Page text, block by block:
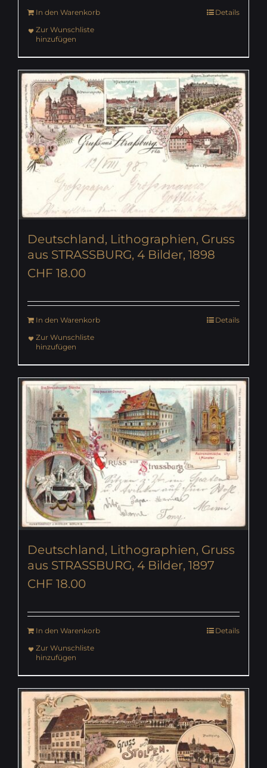
In den Warenkorb
Details
Zur Wunschliste
hinzufügen
Deutschland, Lithographien, Gruss
aus STRASSBURG, 4 Bilder, 1898
CHF 18.00
In den Warenkorb
Details
Zur Wunschliste
hinzufügen
Deutschland, Lithographien, Gruss
aus STRASSBURG, 4 Bilder, 1897
CHF 18.00
In den Warenkorb
Details
Zur Wunschliste
hinzufügen